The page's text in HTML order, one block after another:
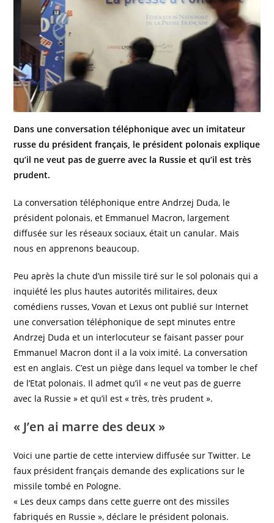
Dans une conversation téléphonique avec un imitateur
russe du président français, le président polonais explique
qu’il ne veut pas de guerre avec la Russie et qu’il est très
prudent.
La conversation téléphonique entre Andrzej Duda, le
président polonais, et Emmanuel Macron, largement
diffusée sur les réseaux sociaux, était un canular. Mais
nous en apprenons beaucoup.
Peu après la chute d’un missile tiré sur le sol polonais qui a
inquiété les plus hautes autorités militaires, deux
comédiens russes, Vovan et Lexus ont publié sur Internet
une conversation téléphonique de sept minutes entre
Andrzej Duda et un interlocuteur se faisant passer pour
Emmanuel Macron dont il a la voix imité. La conversation
est en anglais. C’est un piège dans lequel va tomber le chef
de l’Etat polonais. Il admet qu’il « ne veut pas de guerre
avec la Russie » et qu’il est « très, très prudent ».
« J’en ai marre des deux »
Voici une partie de cette interview diffusée sur Twitter. Le
faux président français demande des explications sur le
missile tombé en Pologne.
« Les deux camps dans cette guerre ont des missiles
fabriqués en Russie », déclare le président polonais.